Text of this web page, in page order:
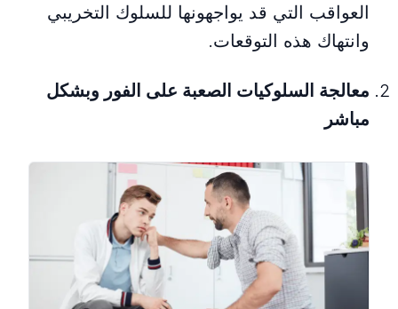
العواقب التي قد يواجهونها للسلوك التخريبي
وانتهاك هذه التوقعات.
معالجة السلوكيات الصعبة على الفور وبشكل
مباشر